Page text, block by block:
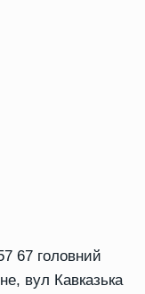
67 головний
вул Кавказька